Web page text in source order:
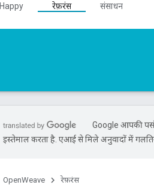
Happy रेफ़रंस
संसाधन
Google आपकी
इस्तेमाल करता है. एआई से मिले अनुवादों में
OpenWeave रेफ़रंस